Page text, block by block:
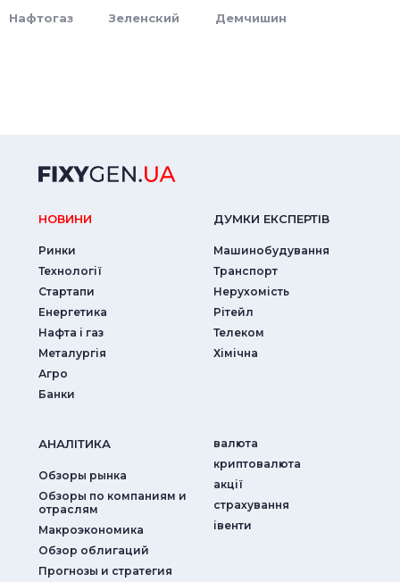
Нафтогаз Зеленский Демчишин
НОВИНИ
Ринки
Технології
Стартапи
Енергетика
Нафта і газ
Металургія
Агро
Банки
ДУМКИ ЕКСПЕРТIВ
Машинобудування
Транспорт
Нерухомість
Рітейл
Телеком
Хімічна
АНАЛIТИКА
Обзоры рынка
Обзоры по компаниям и
отраслям
Макроэкономика
Обзор облигаций
Прогнозы и стратегия
валюта
криптовалюта
акції
страхування
iвенти